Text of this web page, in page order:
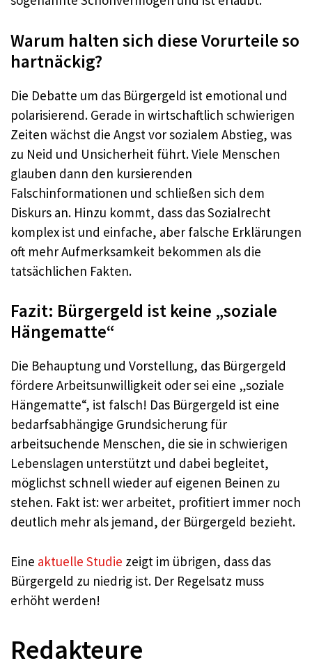
Warum halten sich diese Vorurteile so
hartnäckig?
Die Debatte um das Bürgergeld ist emotional und
polarisierend. Gerade in wirtschaftlich schwierigen
Zeiten wächst die Angst vor sozialem Abstieg, was
zu Neid und Unsicherheit führt. Viele Menschen
glauben dann den kursierenden
Falschinformationen und schließen sich dem
Diskurs an. Hinzu kommt, dass das Sozialrecht
komplex ist und einfache, aber falsche Erklärungen
oft mehr Aufmerksamkeit bekommen als die
tatsächlichen Fakten.
Fazit: Bürgergeld ist keine „soziale
Hängematte“
Die Behauptung und Vorstellung, das Bürgergeld
fördere Arbeitsunwilligkeit oder sei eine „soziale
Hängematte“, ist falsch! Das Bürgergeld ist eine
bedarfsabhängige Grundsicherung für
arbeitsuchende Menschen, die sie in schwierigen
Lebenslagen unterstützt und dabei begleitet,
möglichst schnell wieder auf eigenen Beinen zu
stehen. Fakt ist: wer arbeitet, profitiert immer noch
deutlich mehr als jemand, der Bürgergeld bezieht.
Eine aktuelle Studie zeigt im übrigen, dass das
Bürgergeld zu niedrig ist. Der Regelsatz muss
erhöht werden!
Redakteure